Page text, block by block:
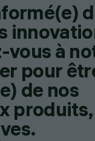
vous à
pour
de nos